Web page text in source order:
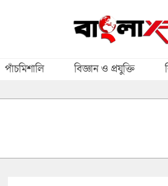
পাঁচমিশালি বিজ্ঞান ও প্রযুক্তি